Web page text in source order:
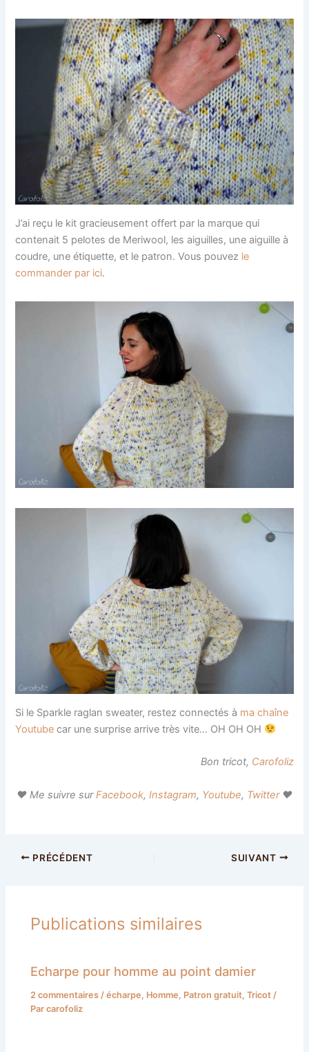
J’ai reçu le kit gracieusement offert par la marque qui
contenait 5 pelotes de Meriwool, les aiguilles, une aiguille à
coudre, une étiquette, et le patron. Vous pouvez le
commander par ici.
Si le Sparkle raglan sweater, restez connectés à ma chaîne
Youtube car une surprise arrive très vite… OH OH OH
Bon tricot, Carofoliz
♥ Me suivre surFacebook, Instagram, Youtube, Twitter♥
PRÉCÉDENT SUIVANT
Publications similaires
Echarpe pour homme au point damier
2 commentaires /écharpe, Homme, Patron gratuit,Tricot /
Parcarofoliz